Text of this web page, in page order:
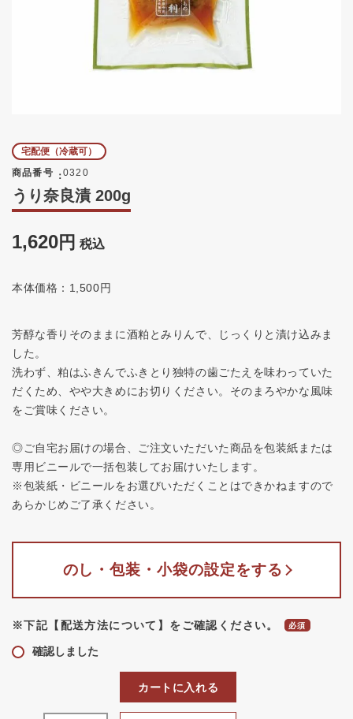
宅配便（冷蔵可）
商品番号
0320
うり奈良漬 200g
1,620 税込
本体価格：1,500円
芳醇な香りそのままに酒粕とみりんで、じっくりと漬け込みま
した。
洗わず、粕はふきんでふきとり独特の歯ごたえを味わっていた
だくため、やや大きめにお切りください。そのまろやかな風味
をご賞味ください。
◎ご自宅お届けの場合、ご注文いただいた商品を包装紙または
専用ビニールで一括包装してお届けいたします。
※包装紙・ビニールをお選びいただくことはできかねますので
あらかじめご了承ください。
のし・包装・小袋の設定をする
※下記【配送方法について】をご確認ください。
確認しました
カートに入れる